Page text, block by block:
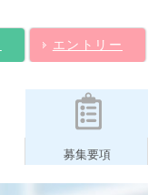
エントリー
募集要項